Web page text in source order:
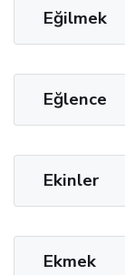
Eğilmek
Eğlence
Ekinler
Ekmek